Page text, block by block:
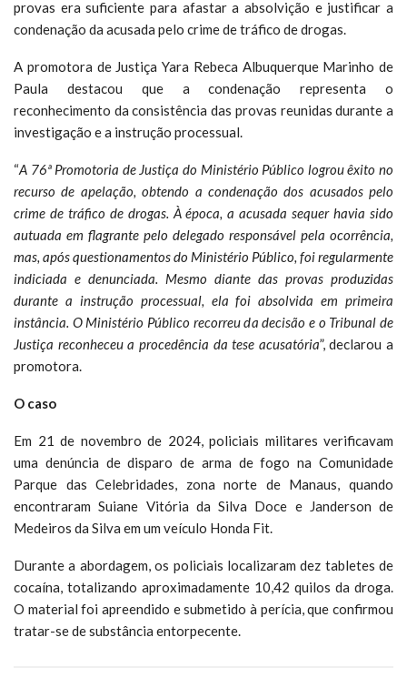
provas era suficiente para afastar a absolvição e justificar a
condenação da acusada pelo crime de tráfico de drogas.
A promotora de Justiça Yara Rebeca Albuquerque Marinho de
Paula destacou que a condenação representa o
reconhecimento da consistência das provas reunidas durante a
investigação e a instrução processual.
“A 76ª Promotoria de Justiça do Ministério Público logrou êxito no
recurso de apelação, obtendo a condenação dos acusados pelo
crime de tráfico de drogas. À época, a acusada sequer havia sido
autuada em flagrante pelo delegado responsável pela ocorrência,
mas, após questionamentos do Ministério Público, foi regularmente
indiciada e denunciada. Mesmo diante das provas produzidas
durante a instrução processual, ela foi absolvida em primeira
instância. O Ministério Público recorreu da decisão e o Tribunal de
Justiça reconheceu a procedência da tese acusatória”, declarou a
promotora.
O caso
Em 21 de novembro de 2024, policiais militares verificavam
uma denúncia de disparo de arma de fogo na Comunidade
Parque das Celebridades, zona norte de Manaus, quando
encontraram Suiane Vitória da Silva Doce e Janderson de
Medeiros da Silva em um veículo Honda Fit.
Durante a abordagem, os policiais localizaram dez tabletes de
cocaína, totalizando aproximadamente 10,42 quilos da droga.
O material foi apreendido e submetido à perícia, que confirmou
tratar-se de substância entorpecente.